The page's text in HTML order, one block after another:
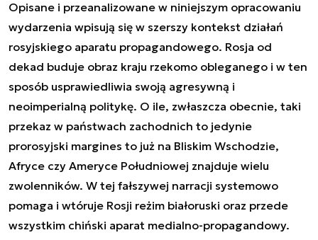
Opisane i przeanalizowane w niniejszym opracowaniu
wydarzenia wpisują się w szerszy kontekst działań
rosyjskiego aparatu propagandowego. Rosja od
dekad buduje obraz kraju rzekomo obleganego i w ten
sposób usprawiedliwia swoją agresywną i
neoimperialną politykę. O ile, zwłaszcza obecnie, taki
przekaz w państwach zachodnich to jedynie
prorosyjski margines to już na Bliskim Wschodzie,
Afryce czy Ameryce Południowej znajduje wielu
zwolenników. W tej fałszywej narracji systemowo
pomaga i wtóruje Rosji reżim białoruski oraz przede
wszystkim chiński aparat medialno-propagandowy.